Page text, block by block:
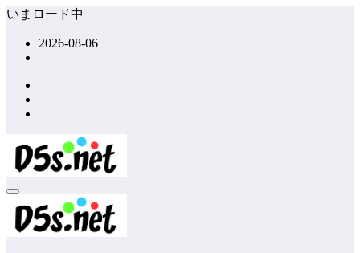
コ
ッ
プ
いまロード中
2026-08-06